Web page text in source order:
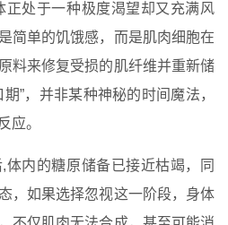
正处于一种极度渴望却又充满风
简单的饥饿感，而是肌肉细胞在
料来修复受损的肌纤维并重新储
”，并非某种神秘的时间魔法，
应。
体内的糖原储备已接近枯竭，同
，如果选择忽视这一阶段，身体